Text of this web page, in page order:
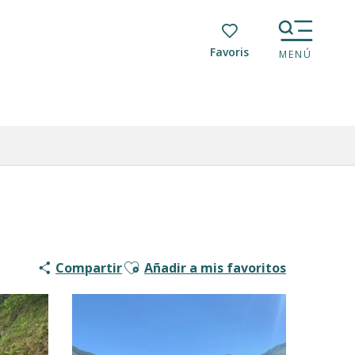
Voir les favoris
MENÚ
CompartirAjouter aux favoris
Añadir a mis favoritos